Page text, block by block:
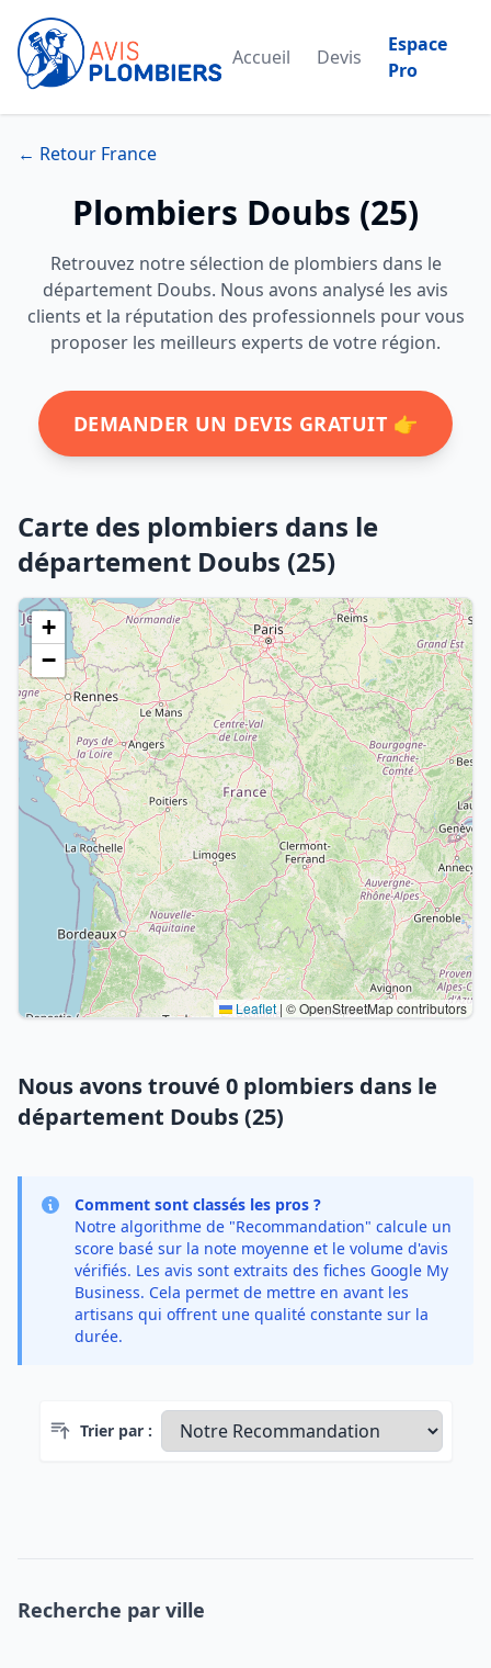
Accueil Devis
Espace
Pro
← Retour France
Plombiers Doubs (25)
Retrouvez notre sélection de plombiers dans le
département Doubs. Nous avons analysé les avis
clients et la réputation des professionnels pour vous
proposer les meilleurs experts de votre région.
DEMANDER UN DEVIS GRATUIT 👉
Carte des plombiers dans le
département Doubs (25)
+
−
Leaflet | © OpenStreetMap contributors
Nous avons trouvé 0 plombiers dans le
département Doubs (25)
Comment sont classés les pros ?
Notre algorithme de "Recommandation" calcule un
score basé sur la note moyenne et le volume d'avis
vérifiés. Les avis sont extraits des fiches Google My
Business. Cela permet de mettre en avant les
artisans qui offrent une qualité constante sur la
durée.
Trier par :
Recherche par ville